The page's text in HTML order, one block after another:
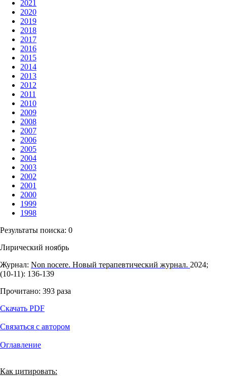
2021
2020
2019
2018
2017
2016
2015
2014
2013
2012
2011
2010
2009
2008
2007
2006
2005
2004
2003
2002
2001
2000
1999
1998
Результаты поиска: 0
Лирический ноябрь
Журнал: Non nocere. Новый терапевтический журнал. 2024;
(10‑11): 136‑139
Прочитано: 393 раза
Скачать PDF
Связаться с автором
Оглавление
Как цитировать: